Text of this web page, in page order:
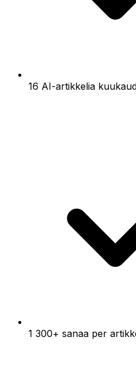
16 AI-artikkelia
1 300+ sanaa per